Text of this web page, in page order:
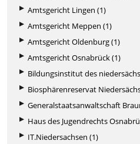
Amtsgericht Lingen (1)
Amtsgericht Meppen (1)
Amtsgericht Oldenburg (1)
Amtsgericht Osnabrück (1)
Bildungsinstitut des
Biosphärenreservat
Generalstaatsanwaltschaft
Haus des Jugendrechts
IT.Niedersachsen (1)